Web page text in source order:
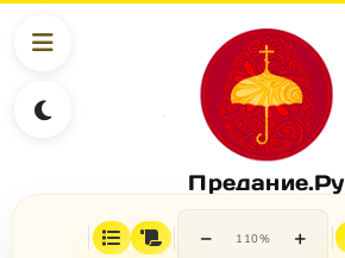
Предание.Ру
− 110% +